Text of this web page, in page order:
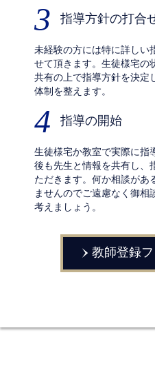
3 指導方針の打合
未経験の方には特に詳しい
せて頂きます。生徒様宅の
共有の上で指導方針を決定
体制を整えます。
4 指導の開始
生徒様宅か教室で実際に指
後も先生と情報を共有し、
ただきます。何か相談があ
ませんのでご遠慮なく御相
考えましょう。
教師登録